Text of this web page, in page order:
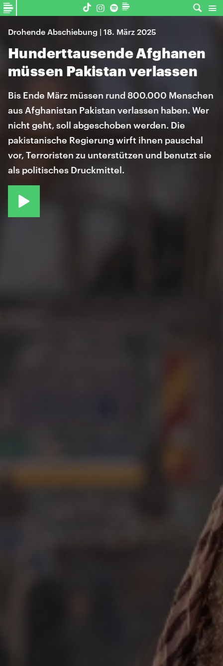
Drohende Abschiebung | 18. März 2025
Hunderttausende Afghanen
müssen Pakistan verlassen
Bis Ende März müssen rund 800.000 Menschen
aus Afghanistan Pakistan verlassen haben. Wer
nicht geht, soll abgeschoben werden. Die
pakistanische Regierung wirft ihnen pauschal
vor, Terroristen zu unterstützen und benutzt sie
als politisches Druckmittel.